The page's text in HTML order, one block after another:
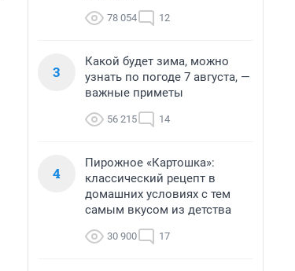
78 054 12
3
Какой будет зима, можно
узнать по погоде 7 августа, —
важные приметы
56 215 14
4
Пирожное «Картошка»:
классический рецепт в
домашних условиях с тем
самым вкусом из детства
30 900 17